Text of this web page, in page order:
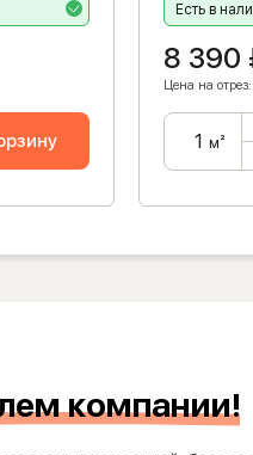
Есть в
8 390
Цена на отрез:
м²
компании!